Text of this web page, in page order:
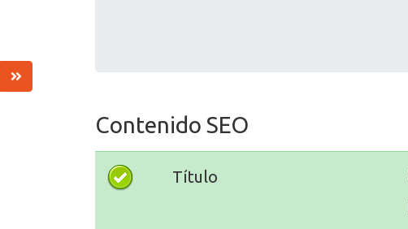
Contenido SEO
Título